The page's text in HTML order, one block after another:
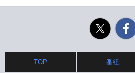
Twitter
TOP 番組